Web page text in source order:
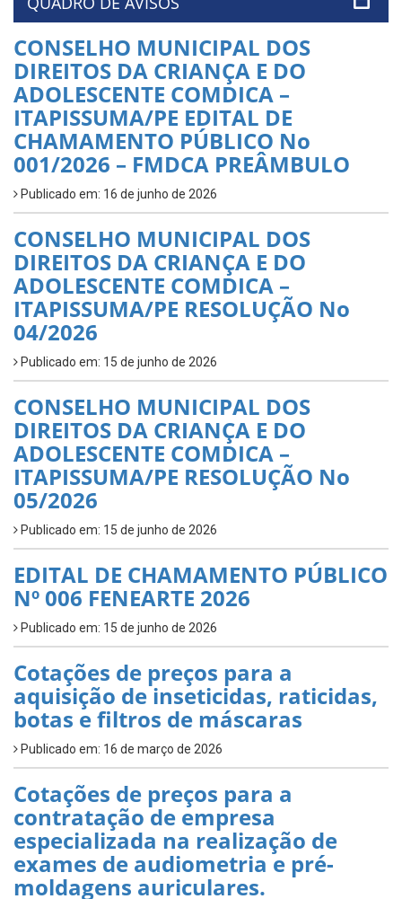
CONSELHO MUNICIPAL DOS
DIREITOS DA CRIANÇA E DO
ADOLESCENTE COMDICA –
ITAPISSUMA/PE EDITAL DE
CHAMAMENTO PÚBLICO No
001/2026 – FMDCA PREÂMBULO
Publicado em: 16 de junho de 2026
CONSELHO MUNICIPAL DOS
DIREITOS DA CRIANÇA E DO
ADOLESCENTE COMDICA –
ITAPISSUMA/PE RESOLUÇÃO No
04/2026
Publicado em: 15 de junho de 2026
CONSELHO MUNICIPAL DOS
DIREITOS DA CRIANÇA E DO
ADOLESCENTE COMDICA –
ITAPISSUMA/PE RESOLUÇÃO No
05/2026
Publicado em: 15 de junho de 2026
EDITAL DE CHAMAMENTO PÚBLICO
Nº 006 FENEARTE 2026
Publicado em: 15 de junho de 2026
Cotações de preços para a
aquisição de inseticidas, raticidas,
botas e filtros de máscaras
Publicado em: 16 de março de 2026
Cotações de preços para a
contratação de empresa
especializada na realização de
exames de audiometria e pré-
moldagens auriculares.